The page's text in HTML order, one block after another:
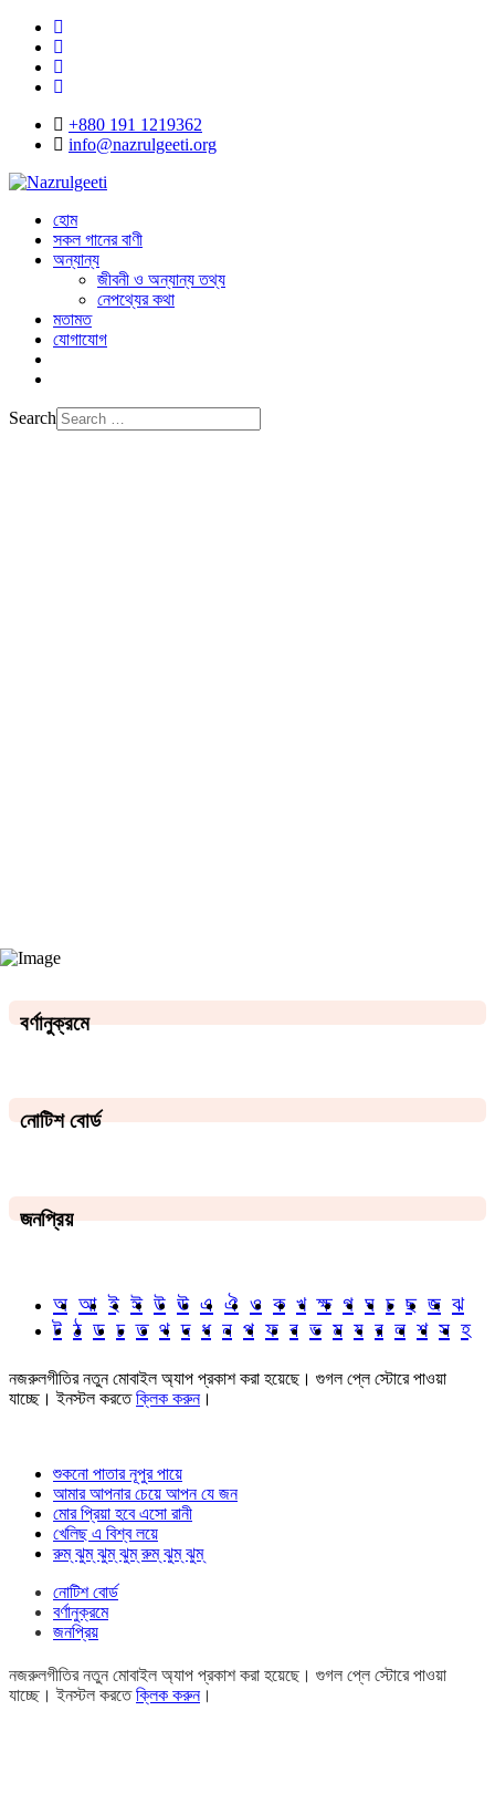
+880 191 1219362
info@nazrulgeeti.org
হোম
সকল গানের বাণী
অন্যান্য
জীবনী ও অন্যান্য তথ্য
নেপথ্যের কথা
মতামত
যোগাযোগ
Search
বর্ণানুক্রমে
নোটিশ বোর্ড
জনপ্রিয়
অ আ ই ঈ উ ঊ এ ঐ ও ক খ ক্ষ গ ঘ চ ছ জ ঝ
ট ঠ ড ঢ ত থ দ ধ ন প ফ ব ভ ম য র ল শ স হ
নজরুলগীতির নতুন মোবাইল অ্যাপ প্রকাশ করা হয়েছে। গুগল প্লে স্টোরে পাওয়া
যাচ্ছে। ইনস্টল করতেক্লিক করুন।
শুকনো পাতার নূপুর পায়ে
আমার আপনার চেয়ে আপন যে জন
মোর প্রিয়া হবে এসো রানী
খেলিছ এ বিশ্ব লয়ে
রুম্ ঝুম্ ঝুম্ ঝুম্ রুম্ ঝুম্ ঝুম্
নোটিশ বোর্ড
বর্ণানুক্রমে
জনপ্রিয়
নজরুলগীতির নতুন মোবাইল অ্যাপ প্রকাশ করা হয়েছে। গুগল প্লে স্টোরে পাওয়া
যাচ্ছে। ইনস্টল করতেক্লিক করুন।